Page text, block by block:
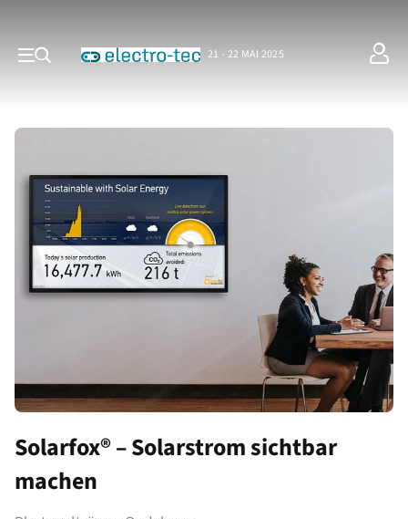
21 - 22 MAI 2025
Solarfox® – Solarstrom sichtbar
machen